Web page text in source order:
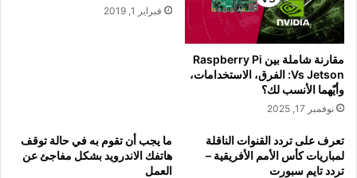
مقارنة شاملة بين Raspberry Pi
Vs Jetson: الفرق، الاستخدامات،
وأيّهما الأنسب لك؟
نوفمبر 17, 2025
فبراير 1, 2019
تعرف على تردد القنوات الناقلة
لمباريات كأس الأمم الأفريقية –
تردد تايم سبورت
ما يجب أن تقوم به في حالة توقف
هاتفك الاندرويد بشكل مفاجئ عن
العمل